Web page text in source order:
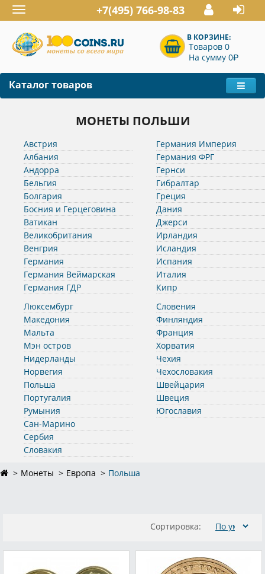
Toggle
navigation
+7(495) 766-98-83
В КОРЗИНЕ:
Товаров 0
На сумму 0P
Каталог товаров
МОНЕТЫ ПОЛЬШИ
Австрия
Албания
Андорра
Бельгия
Болгария
Босния и Герцеговина
Ватикан
Великобритания
Венгрия
Германия
Германия Веймарская
Германия ГДР
Германия Империя
Германия ФРГ
Гернси
Гибралтар
Греция
Дания
Джерси
Ирландия
Исландия
Испания
Италия
Кипр
Люксембург
Македония
Мальта
Мэн остров
Нидерланды
Норвегия
Польша
Португалия
Румыния
Сан-Марино
Сербия
Словакия
Словения
Финляндия
Франция
Хорватия
Чехия
Чехословакия
Швейцария
Швеция
Югославия
Монеты Европа Польша
Сортировка: